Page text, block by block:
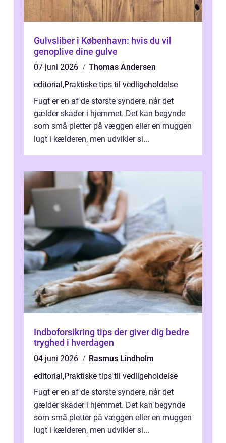
Gulvsliber i København: hvis du vil
genoplive dine gulve
07 juni 2026
Thomas Andersen
editorial,Praktiske tips til vedligeholdelse
Fugt er en af de største syndere, når det
gælder skader i hjemmet. Det kan begynde
som små pletter på væggen eller en muggen
lugt i kælderen, men udvikler si...
Indboforsikring tips der giver dig bedre
tryghed i hverdagen
04 juni 2026
Rasmus Lindholm
editorial,Praktiske tips til vedligeholdelse
Fugt er en af de største syndere, når det
gælder skader i hjemmet. Det kan begynde
som små pletter på væggen eller en muggen
lugt i kælderen, men udvikler si...